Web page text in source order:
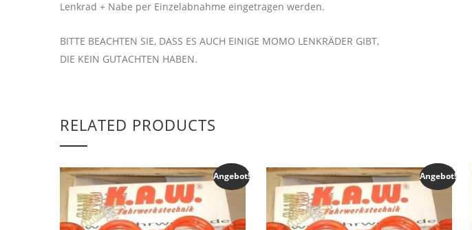
Lenkrad + Nabe per Einzelabnahme eingetragen werden.
BITTE BEACHTEN SIE, DASS ES AUCH EINIGE MOMO LENKRÄDER GIBT,
DIE KEIN GUTACHTEN HABEN.
RELATED PRODUCTS
Angebot! Angebot!